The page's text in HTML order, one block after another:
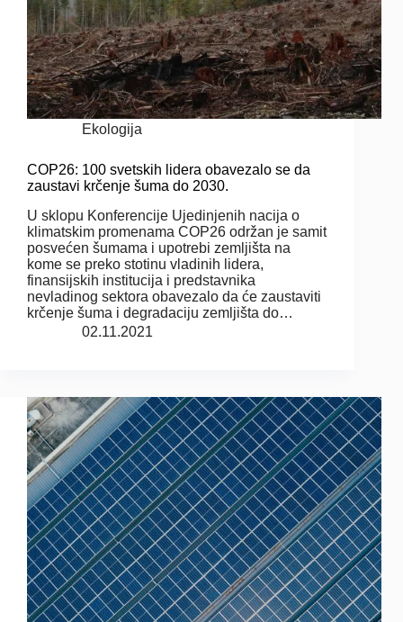
Ekologija
COP26: 100 svetskih lidera obavezalo se da
zaustavi krčenje šuma do 2030.
U sklopu Konferencije Ujedinjenih nacija o
klimatskim promenama COP26 održan je samit
posvećen šumama i upotrebi zemljišta na
kome se preko stotinu vladinih lidera,
finansijskih institucija i predstavnika
nevladinog sektora obavezalo da će zaustaviti
krčenje šuma i degradaciju zemljišta do…
02.11.2021